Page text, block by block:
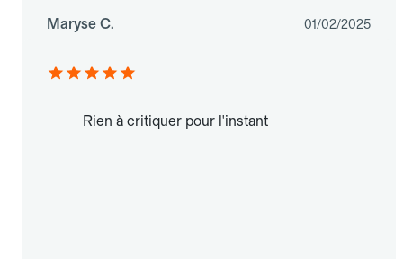
Maryse C. 01/02/2025
Rien à critiquer pour l'instant